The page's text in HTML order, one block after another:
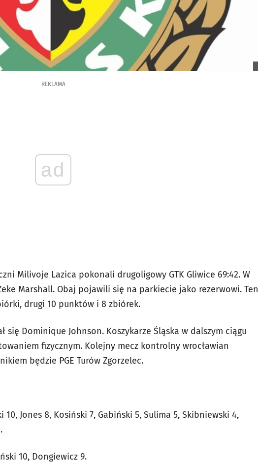
REKLAMA
ad
Milivoje Lazica pokonali drugoligowy GTK Gliwice 69:42. W
Marshall. Obaj pojawili się na parkiecie jako rezerwowi. Ten
drugi 10 punktów i 8 zbiórek.
Dominique Johnson. Koszykarze Śląska w dalszym ciągu
fizycznym. Kolejny mecz kontrolny wrocławian
będzie PGE Turów Zgorzelec.
10, Jones 8, Kosiński 7, Gabiński 5, Sulima 5, Skibniewski 4,
10, Dongiewicz 9.